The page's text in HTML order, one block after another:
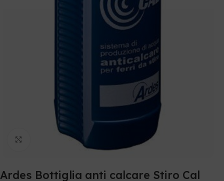
Clicca per ingrandire
Ardes Bottiglia anti calcare Stiro Cal